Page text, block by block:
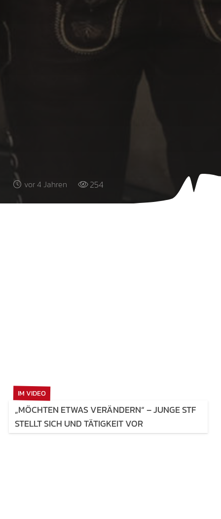
vor 4 Jahren 254
IM VIDEO
„MÖCHTEN ETWAS VERÄNDERN“ – JUNGE STF
STELLT SICH UND TÄTIGKEIT VOR